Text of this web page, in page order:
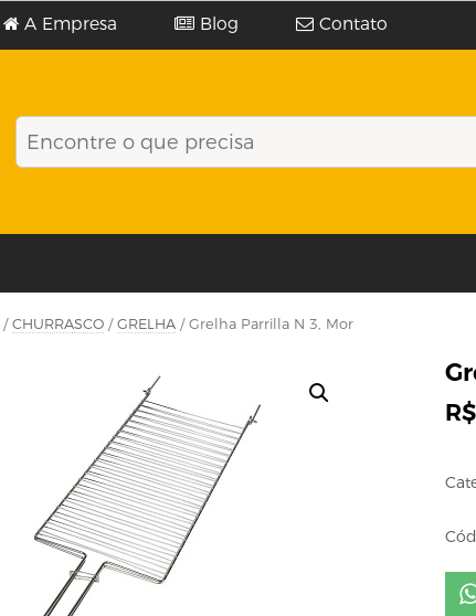
A Empresa Blog Contato
/ CHURRASCO / GRELHA / Grelha Parrilla N 3, Mor
R$